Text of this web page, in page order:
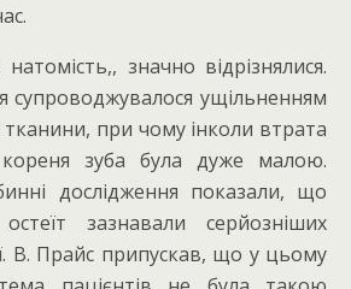
значно відрізнялися.
супроводжувалося ущільненням
тканини, при чому інколи втрата
кореня зуба була дуже малою.
дослідження показали, що
зазнавали серйозніших
В. Прайс припускав, що у цьому